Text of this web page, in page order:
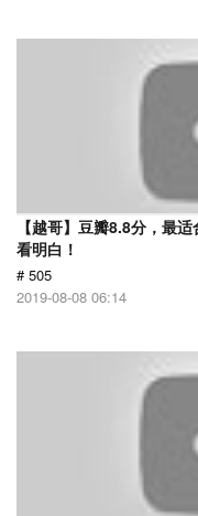
【越哥】豆瓣8.8分，最
看明白！
# 505
2019-08-08 06:14